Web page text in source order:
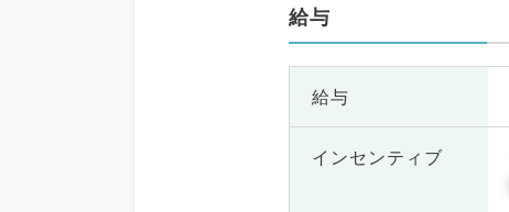
給与
給与
インセンティブ